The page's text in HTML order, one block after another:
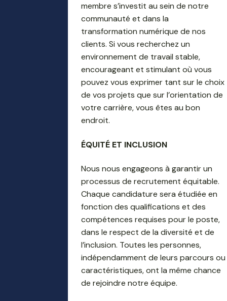
membre s’investit au sein de notre
communauté et dans la
transformation numérique de nos
clients. Si vous recherchez un
environnement de travail stable,
encourageant et stimulant où vous
pouvez vous exprimer tant sur le choix
de vos projets que sur l’orientation de
votre carrière, vous êtes au bon
endroit.
ÉQUITÉ ET INCLUSION
Nous nous engageons à garantir un
processus de recrutement équitable.
Chaque candidature sera étudiée en
fonction des qualifications et des
compétences requises pour le poste,
dans le respect de la diversité et de
l’inclusion. Toutes les personnes,
indépendamment de leurs parcours ou
caractéristiques, ont la même chance
de rejoindre notre équipe.